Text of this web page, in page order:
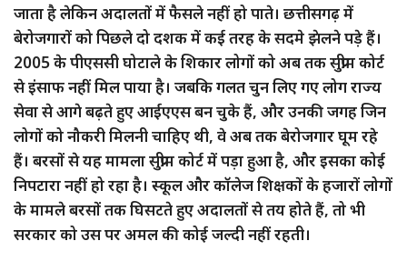
जाता है लेकिन अदालतों में फैसले नहीं हो पाते। छत्तीसगढ़ में
बेरोजगारों को पिछले दो दशक में कई तरह के सदमे झेलने पड़े हैं।
2005 के पीएससी घोटाले के शिकार लोगों को अब तक सुप्रीम कोर्ट
से इंसाफ नहीं मिल पाया है। जबकि गलत चुन लिए गए लोग राज्य
सेवा से आगे बढ़ते हुए आईएएस बन चुके हैं, और उनकी जगह जिन
लोगों को नौकरी मिलनी चाहिए थी, वे अब तक बेरोजगार घूम रहे
हैं। बरसों से यह मामला सुप्रीम कोर्ट में पड़ा हुआ है, और इसका कोई
निपटारा नहीं हो रहा है। स्कूल और कॉलेज शिक्षकों के हजारों लोगों
के मामले बरसों तक घिसटते हुए अदालतों से तय होते हैं, तो भी
सरकार को उस पर अमल की कोई जल्दी नहीं रहती।